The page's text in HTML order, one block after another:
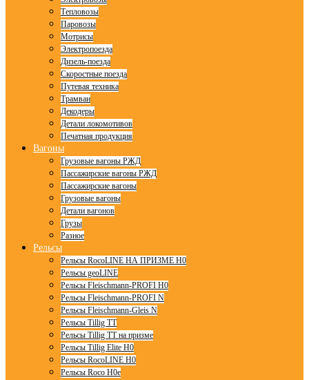
Тепловозы
Паровозы
Мотрисы
Электропоезда
Дизель-поезда
Скоростные поезда
Путевая техника
Трамваи
Декодеры
Детали локомотивов
Печатная продукция
Вагоны
Грузовые вагоны РЖД
Пассажирские вагоны РЖД
Пассажирские вагоны
Грузовые вагоны
Детали вагонов
Грузы
Разное
Рельсы
Рельсы RocoLINE НА ПРИЗМЕ H0
Рельсы geoLINE
Рельсы Fleischmann-PROFI H0
Рельсы Fleischmann-PROFI N
Рельсы Fleischmann-Gleis N
Рельсы Tillig TT
Рельсы Tillig TT на призме
Рельсы Tillig Elite H0
Рельсы RocoLINE H0
Рельсы Roco H0e